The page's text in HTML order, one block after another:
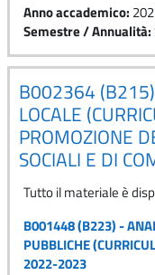
Anno accademico:
Semestre / Annualità:
B002364 (B215)
LOCALE
PROMOZIONE
SOCIALI E DI
Tutto il materiale è
B001448 (B223) -
PUBBLICHE
2022-2023